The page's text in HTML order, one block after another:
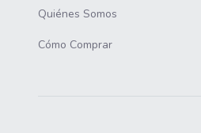
Quiénes Somos
Cómo Comprar